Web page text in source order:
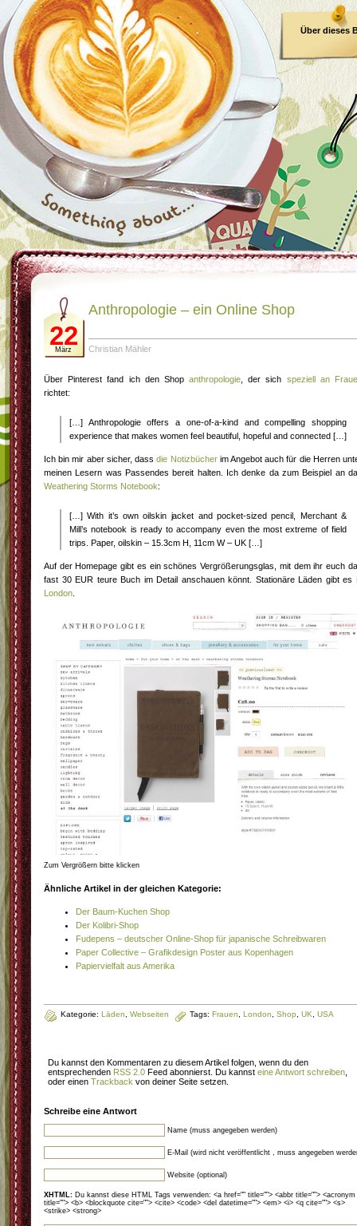
Über dieses
22
März
Anthropologie – ein Online Shop
Christian Mähler
Über Pinterest fand ich den Shopanthropologie , der sich speziell an
richtet:
[…] Anthropologie offers a one-of-a-kind and compelling shopping
experience that makes women feel beautiful, hopeful and connected […]
Ich bin mir aber sicher, dassdie Notizbücherim Angebot auch für die Herren
meinen Lesern was Passendes bereit halten. Ich denke da zum Beispiel an
Weathering Storms Notebook:
[…] With it’s own oilskin jacket and pocket-sized pencil, Merchant &
Mill’s notebook is ready to accompany even the most extreme of field
trips. Paper, oilskin – 15.3cm H, 11cm W – UK […]
Auf der Homepage gibt es ein schönes Vergrößerungsglas, mit dem ihr euch
fast 30 EUR teure Buch im Detail anschauen könnt. Stationäre Läden gibt es
London
Zum Vergrößern bitte klicken
Ähnliche Artikel in der gleichen Kategorie:
Der Baum-Kuchen Shop
Der Kolibri-Shop
Fudepens – deutscher Online-Shop für japanische Schreibwaren
Paper Collective – Grafikdesign Poster aus Kopenhagen
Papiervielfalt aus Amerika
Kategorie: Läden Webseiten Tags: Frauen London Shop UK USA
Du kannst den Kommentaren zu diesem Artikel folgen, wenn du den
entsprechenden RSS 2.0 Feed abonnierst. Du kannst eine Antwort schreiben
oder einen Trackback von deiner Seite setzen.
Schreibe eine Antwort
Name (muss angegeben werden)
E-Mail (wird nicht veröffentlicht , muss angegeben
Website (optional)
XHTML: Du kannst diese HTML Tags verwenden: <a href="" title=""> <abbr title=""> <acronym
title=""> <b> <blockquote cite=""> <cite> <code> <del datetime=""> <em> <i> <q cite=""> <s>
<strike> <strong>